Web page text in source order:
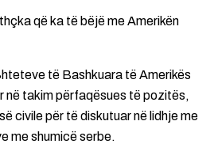
që ka të bëjë me Amerikën
të Bashkuara të Amerikës
në takim përfaqësues të pozitës,
civile për të diskutuar në lidhje me
me shumicë serbe.